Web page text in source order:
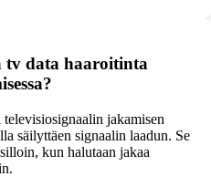
data haaroitinta
jakamisen
säilyttäen signaalin laadun. Se
kun halutaan jakaa